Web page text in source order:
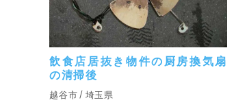
飲食店居抜き物件の厨房換気扇
の清掃後
越谷市 埼玉県